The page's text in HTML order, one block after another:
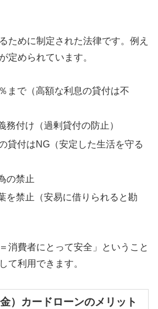
ために制定された法律です。例え
定められています。
まで（高額な利息の貸付は不
務付け（過剰貸付の防止）
貸付はNG（安定した生活を守る
の禁止
を禁止（安易に借りられると勘
消費者にとって安全」ということ
て利用できます。
）カードローンのメリット